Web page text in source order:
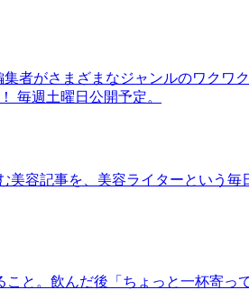
者がさまざまなジャンルのワクワ
毎週土曜日公開予定。
容記事を、美容ライターという
と。飲んだ後「ちょっと一杯寄っ